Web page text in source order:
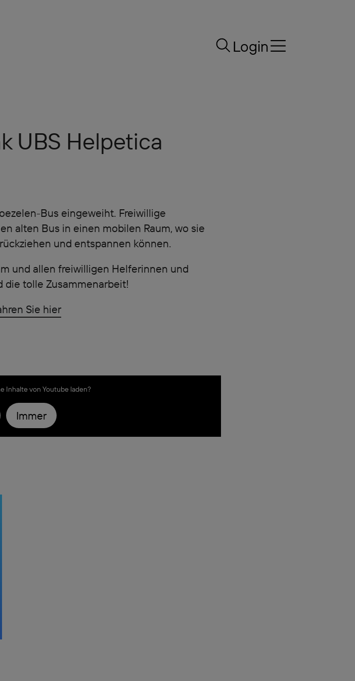
Login
UBS Helpetica
Bus eingeweiht. Freiwillige
alten Bus in einen mobilen Raum, wo sie
und entspannen können.
und allen freiwilligen Helferinnen und
die tolle Zusammenarbeit!
Sie hier
Inhalte von Youtube laden?
Immer